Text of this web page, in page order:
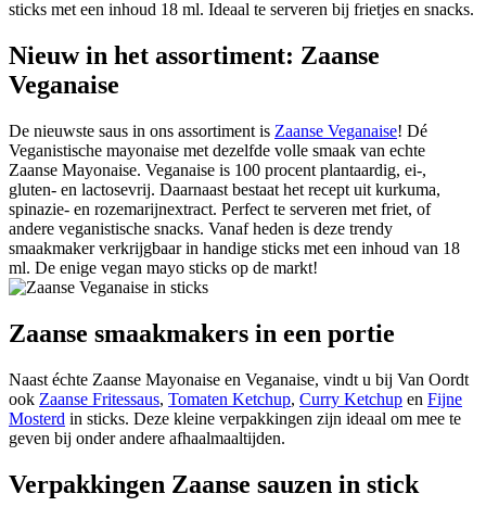
sticks met een inhoud 18 ml. Ideaal te serveren bij frietjes en snacks.
Nieuw in het assortiment: Zaanse
Veganaise
De nieuwste saus in ons assortiment is Zaanse Veganaise! Dé
Veganistische mayonaise met dezelfde volle smaak van echte
Zaanse Mayonaise. Veganaise is 100 procent plantaardig, ei-,
gluten- en lactosevrij. Daarnaast bestaat het recept uit kurkuma,
spinazie- en rozemarijnextract. Perfect te serveren met friet, of
andere veganistische snacks. Vanaf heden is deze trendy
smaakmaker verkrijgbaar in handige sticks met een inhoud van 18
ml. De enige vegan mayo sticks op de markt!
Zaanse smaakmakers in een portie
Naast échte Zaanse Mayonaise en Veganaise, vindt u bij Van Oordt
ook Zaanse Fritessaus, Tomaten Ketchup, Curry Ketchup en Fijne
Mosterd in sticks. Deze kleine verpakkingen zijn ideaal om mee te
geven bij onder andere afhaalmaaltijden.
Verpakkingen Zaanse sauzen in stick